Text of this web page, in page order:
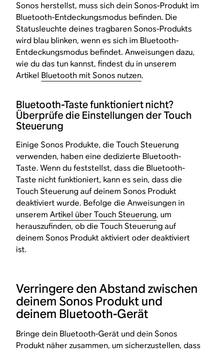
Sonos herstellst, muss sich dein Sonos-Produkt im
Bluetooth-Entdeckungsmodus befinden. Die
Statusleuchte deines tragbaren Sonos-Produkts
wird blau blinken, wenn es sich im Bluetooth-
Entdeckungsmodus befindet. Anweisungen dazu,
wie du das tun kannst, findest du in unserem
Artikel Bluetooth mit Sonos nutzen.
Bluetooth-Taste funktioniert nicht?
Überprüfe die Einstellungen der Touch
Steuerung
Einige Sonos Produkte, die Touch Steuerung
verwenden, haben eine dedizierte Bluetooth-
Taste. Wenn du feststellst, dass die Bluetooth-
Taste nicht funktioniert, kann es sein, dass die
Touch Steuerung auf deinem Sonos Produkt
deaktiviert wurde. Befolge die Anweisungen in
unseremArtikel über Touch Steuerung, um
herauszufinden, ob die Touch Steuerung auf
deinem Sonos Produkt aktiviert oder deaktiviert
ist.
Verringere den Abstand zwischen
deinem Sonos Produkt und
deinem Bluetooth-Gerät
Bringe dein Bluetooth-Gerät und dein Sonos
Produkt näher zusammen, um sicherzustellen, dass